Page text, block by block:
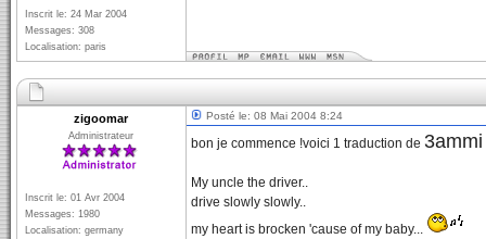
Inscrit le: 24 Mar 2004
Messages: 308
Localisation: paris
zigoomar
Administrateur
Inscrit le: 01 Avr 2004
Messages: 1980
Localisation: germany
Posté le: 08 Mai 2004 8:24
bon je commence !voici 1 traduction de
My uncle the driver..
drive slowly slowly..
my heart is brocken 'cause of my baby...